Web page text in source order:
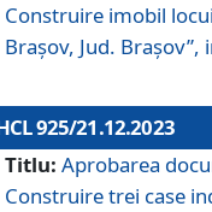
Construire imobil
Brașov, Jud. Brașov”,
925/21.12.2023
Titlu: Aprobarea
Construire trei case